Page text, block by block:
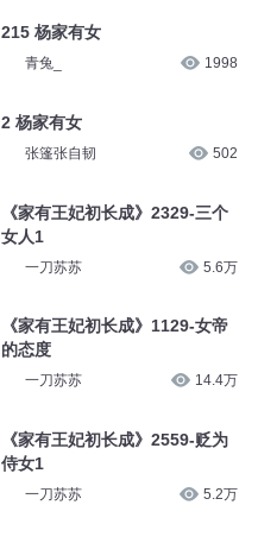
215 杨家有女
青兔_ 1998
2 杨家有女
张篷张自韧 502
《家有王妃初长成》2329-三个
女人1
一刀苏苏 5.6万
《家有王妃初长成》1129-女帝
的态度
一刀苏苏 14.4万
《家有王妃初长成》2559-贬为
侍女1
一刀苏苏 5.2万